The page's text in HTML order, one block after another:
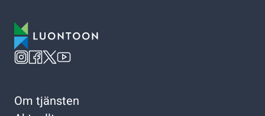
Om tjänsten